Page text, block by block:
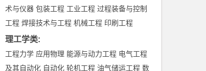
术与仪器 包装工程 工业工程 过程装备与控制
工程 焊接技术与工程 机械工程 印刷工程
理工学类:
工程力学 应用物理 能源与动力工程 电气工程
及其自动化 自动化 轮机工程 油气储运工程 数